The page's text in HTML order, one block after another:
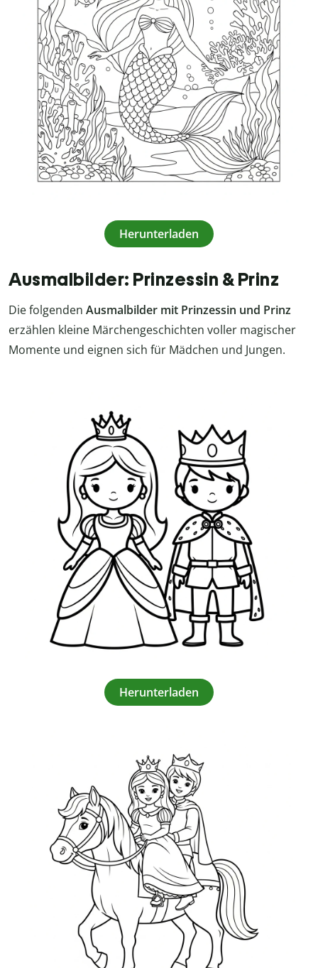
Herunterladen
Ausmalbilder: Prinzessin & Prinz
Die folgenden Ausmalbilder mit Prinzessin und Prinz
erzählen kleine Märchengeschichten voller magischer
Momente und eignen sich für Mädchen und Jungen.
Herunterladen